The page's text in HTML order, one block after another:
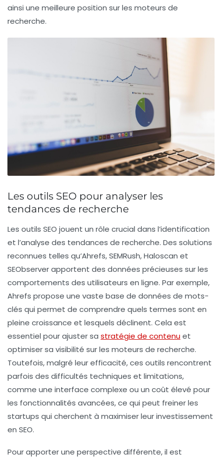
ainsi une meilleure position sur les moteurs de
recherche.
Les outils SEO pour analyser les
tendances de recherche
Les outils SEO jouent un rôle crucial dans l’identification
et l’analyse des tendances de recherche. Des solutions
reconnues telles qu’Ahrefs,SEMRush,Haloscan et
SEObserverapportent des données précieuses sur les
comportements des utilisateurs en ligne. Par exemple,
Ahrefs propose une vaste base de données de mots-
clés qui permet de comprendre quels termes sont en
pleine croissance et lesquels déclinent. Cela est
essentiel pour ajuster sa stratégie de contenuet
optimiser sa visibilité sur les moteurs de recherche.
Toutefois, malgré leur efficacité, ces outils rencontrent
parfois des difficultés techniques et limitations,
comme une interface complexe ou un coût élevé pour
les fonctionnalités avancées, ce qui peut freiner les
startups qui cherchent à maximiser leur investissement
en SEO.
Pour apporter une perspective différente, il est